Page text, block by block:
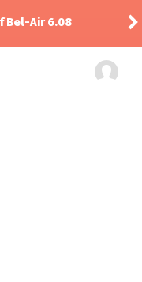
Bel-Air 6.08